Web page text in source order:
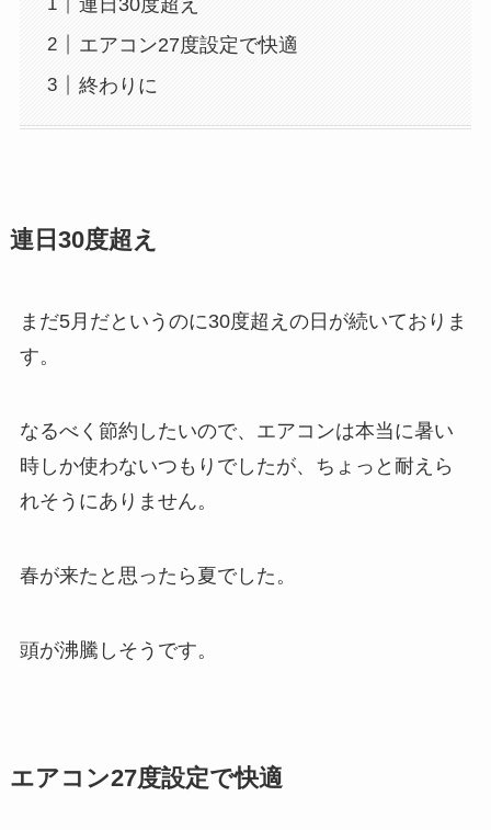
連日30度超え
エアコン27度設定で快適
終わりに
連日30度超え
まだ5月だというのに30度超えの日が続いておりま
す。
なるべく節約したいので、エアコンは本当に暑い
時しか使わないつもりでしたが、ちょっと耐えら
れそうにありません。
春が来たと思ったら夏でした。
頭が沸騰しそうです。
エアコン27度設定で快適